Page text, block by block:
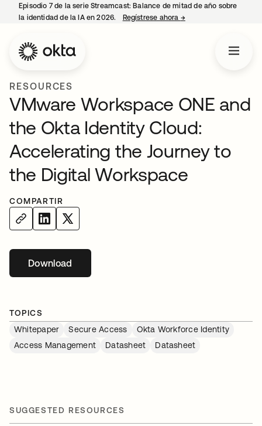
Episodio 7 de la serie Streamcast: Balance de mitad de año sobre
la identidad de la IA en 2026.
Regístrese ahora →se abre en una
RESOURCES
VMware Workspace ONE and
the Okta Identity Cloud:
Accelerating the Journey to
the Digital Workspace
COMPARTIR
Downloadse abre en una pestaña nueva
TOPICS
Whitepaper
Secure Access
Okta Workforce Identity
Access Management
Datasheet Datasheet
SUGGESTED RESOURCES